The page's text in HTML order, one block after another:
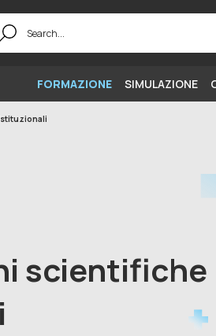
FORMAZIONE SIMULAZIONE
scientifiche